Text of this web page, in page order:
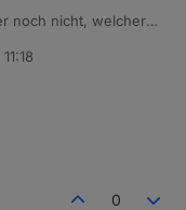
noch nicht, welcher
0